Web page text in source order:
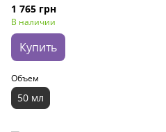
омолаживающий крем Usolab
Bio Intensive Hyaluron Cream,
50 мл
1 765 грн
В наличии
Купить
Объем
50 мл